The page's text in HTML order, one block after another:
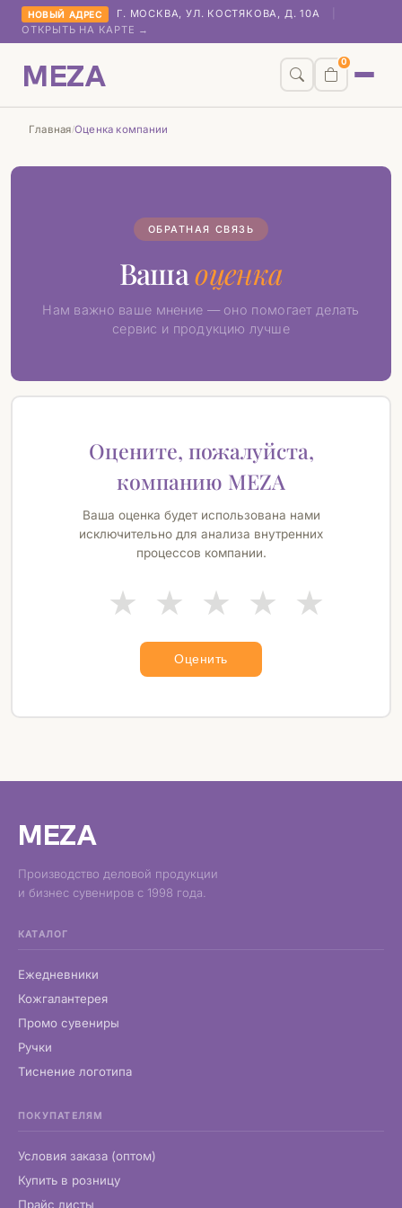
НОВЫЙ АДРЕС Г. МОСКВА, УЛ. КОСТЯКОВА, Д. 10А
ОТКРЫТЬ НА КАРТЕ →
MEZA 0
Главная/Оценка компании
ОБРАТНАЯ СВЯЗЬ
Вашаоценка
Нам важно ваше мнение — оно помогает делать
сервис и продукцию лучше
Оцените, пожалуйста,
компанию MEZA
Ваша оценка будет использована нами
исключительно для анализа внутренних
процессов компании.
Оценить
MEZA
Производство деловой продукции
и бизнес сувениров с 1998 года.
КАТАЛОГ
Ежедневники
Кожгалантерея
Промо сувениры
Ручки
Тиснение логотипа
ПОКУПАТЕЛЯМ
Условия заказа (оптом)
Купить в розницу
Прайс листы